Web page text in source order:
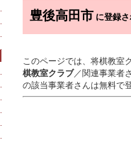
豊後高田市 に登録
このページでは、将棋教室
棋教室クラブ／関連事業者
の該当事業者さんは無料で